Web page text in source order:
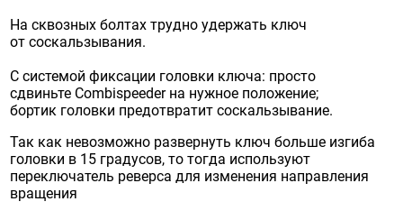
На сквозных болтах трудно удержать ключ
от соскальзывания.
С системой фиксации головки ключа: просто
сдвиньте Combispeeder на нужное положение;
бортик головки предотвратит соскальзывание.
Так как невозможно развернуть ключ больше изгиба
головки в 15 градусов, то тогда используют
переключатель реверса для изменения направления
вращения